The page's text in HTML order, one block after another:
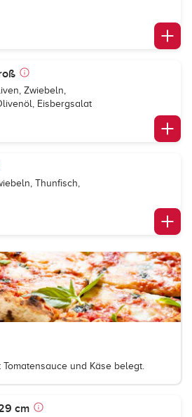
Zwiebeln,
Eisbergsalat
Thunfisch,
und Käse belegt.
cm